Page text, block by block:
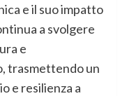
e il suo impatto
a svolgere
e
trasmettendo un
e resilienza a